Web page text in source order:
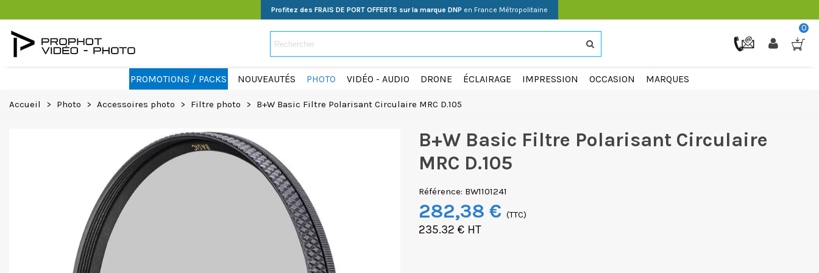
Profitez des FRAIS DE PORT OFFERTS sur la marque DNP en France Métropolitaine
0
PROMOTIONS / PACKS NOUVEAUTÉS PHOTO VIDÉO - AUDIO DRONE ÉCLAIRAGE IMPRESSION OCCASION MARQUES
Accueil > Photo > Accessoires photo > Filtre photo > B+W Basic Filtre Polarisant Circulaire MRC D.105
B+W Basic Filtre Polarisant Circulaire
MRC D.105
Référence: BW1101241
282,38 € (TTC)
235.32 € HT